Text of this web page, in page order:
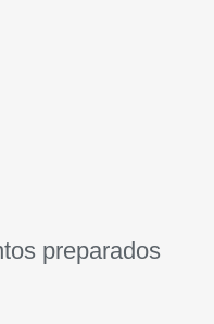
preparados